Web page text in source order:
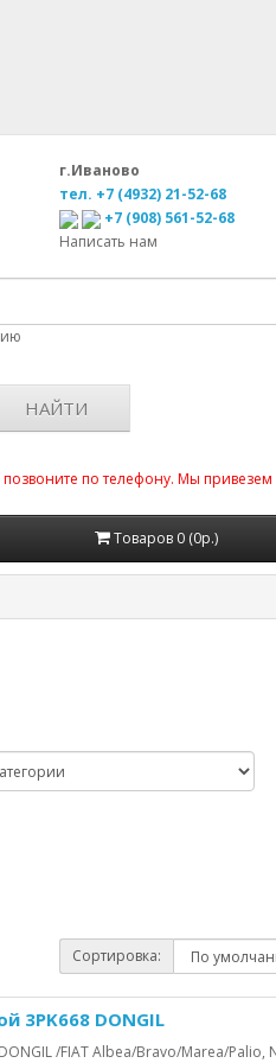
г.Иваново
тел. +7 (4932) 21-52-68
+7 (908) 561-52-68
Написать нам
НАЙТИ
по телефону. Мы
Товаров 0 (0р.)
Сортировка:
3PK668 DONGIL
/FIAT Albea/Bravo/Marea/Palio,